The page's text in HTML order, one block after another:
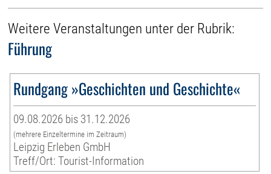
Weitere Veranstaltungen unter der Rubrik:
Führung
Rundgang »Geschichten und Geschichte«
09.08.2026 bis 31.12.2026
(mehrere Einzeltermine im Zeitraum)
Leipzig Erleben GmbH
Treff/Ort: Tourist-Information